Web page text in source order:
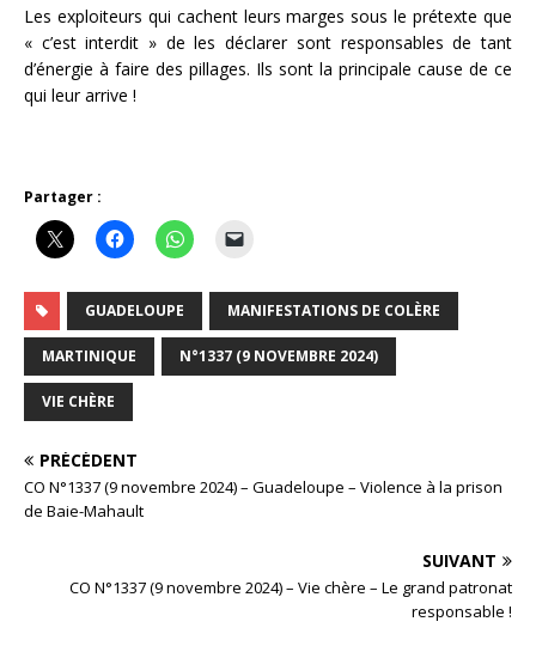
Les exploiteurs qui cachent leurs marges sous le prétexte que
« c’est interdit » de les déclarer sont responsables de tant
d’énergie à faire des pillages. Ils sont la principale cause de ce
qui leur arrive !
Partager :
GUADELOUPE MANIFESTATIONS DE COLÈRE
MARTINIQUE N°1337 (9 NOVEMBRE 2024)
VIE CHÈRE
PRÉCÉDENT
CO N°1337 (9 novembre 2024) – Guadeloupe – Violence à la prison
de Baie-Mahault
SUIVANT
CO N°1337 (9 novembre 2024) – Vie chère – Le grand patronat
responsable !